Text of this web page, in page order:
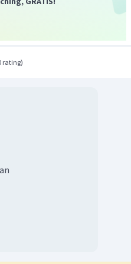
rating)